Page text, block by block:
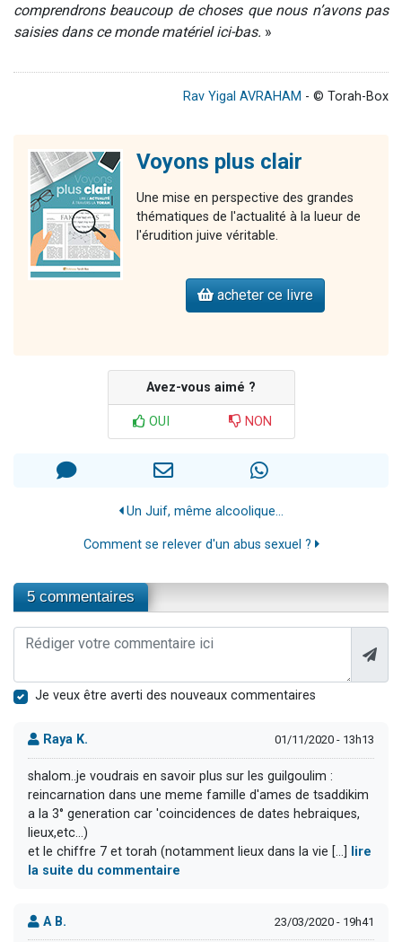
comprendrons beaucoup de choses que nous n’avons pas
saisies dans ce monde matériel ici-bas. »
Rav Yigal AVRAHAM - © Torah-Box
Voyons plus clair
Une mise en perspective des grandes
thématiques de l'actualité à la lueur de
l'érudition juive véritable.
acheter ce livre
Avez-vous aimé ?
OUI NON
Un Juif, même alcoolique...
Comment se relever d'un abus sexuel ?
5 commentaires
Je veux être averti des nouveaux commentaires
Raya K. 01/11/2020 - 13h13
shalom..je voudrais en savoir plus sur les guilgoulim :
reincarnation dans une meme famille d'ames de tsaddikim
a la 3° generation car 'coincidences de dates hebraiques,
lieux,etc...)
et le chiffre 7 et torah (notamment lieux dans la vie [...] lire
la suite du commentaire
A B. 23/03/2020 - 19h41